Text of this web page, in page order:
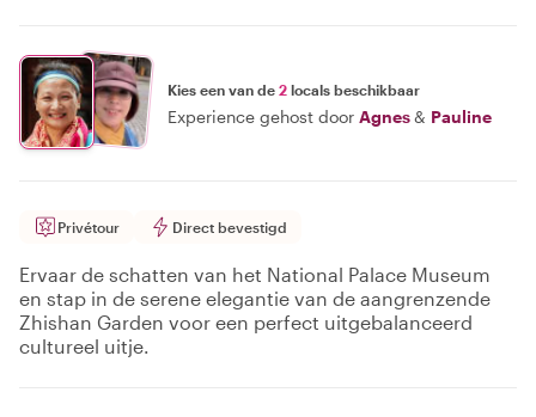
Kies een van de 2 locals beschikbaar
Experience gehost door Agnes& Pauline
Privétour Direct bevestigd
Ervaar de schatten van het National Palace Museum
en stap in de serene elegantie van de aangrenzende
Zhishan Garden voor een perfect uitgebalanceerd
cultureel uitje.